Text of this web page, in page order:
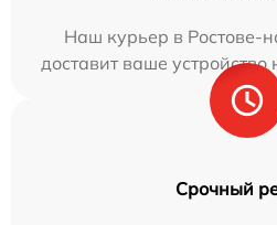
Наш курьер в Ростове-
доставит ваше
Срочный